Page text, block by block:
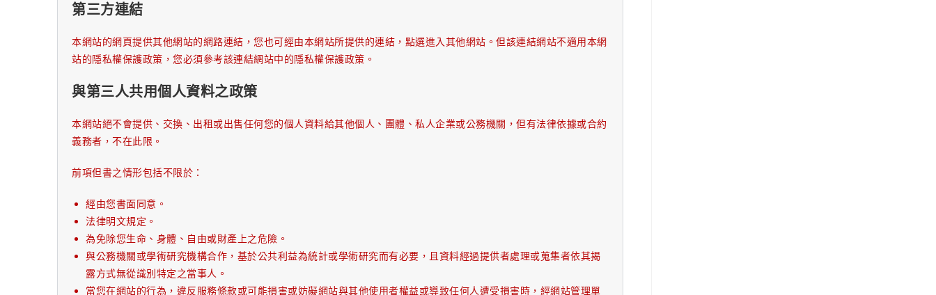
第三方連結
本網站的網頁提供其他網站的網路連結，您也可經由本網站所提供的連結，點選進入其他網站。但該連結網站不適用本網
站的隱私權保護政策，您必須參考該連結網站中的隱私權保護政策。
與第三人共用個人資料之政策
本網站絕不會提供、交換、出租或出售任何您的個人資料給其他個人、團體、私人企業或公務機關，但有法律依據或合約
義務者，不在此限。
前項但書之情形包括不限於：
經由您書面同意。
法律明文規定。
為免除您生命、身體、自由或財產上之危險。
與公務機關或學術研究機構合作，基於公共利益為統計或學術研究而有必要，且資料經過提供者處理或蒐集者依其揭
露方式無從識別特定之當事人。
當您在網站的行為，違反服務條款或可能損害或妨礙網站與其他使用者權益或導致任何人遭受損害時，經網站管理單